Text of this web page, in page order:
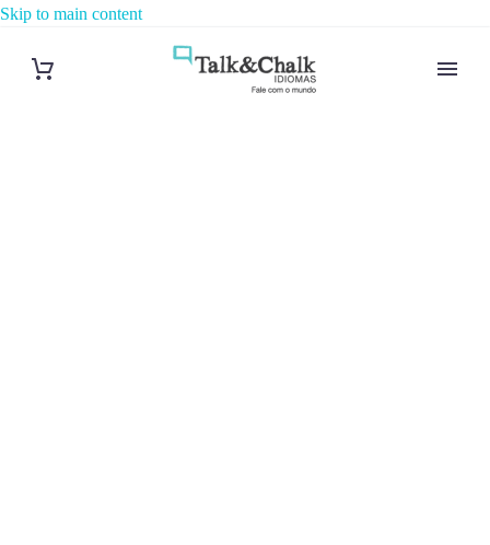
Skip to main content